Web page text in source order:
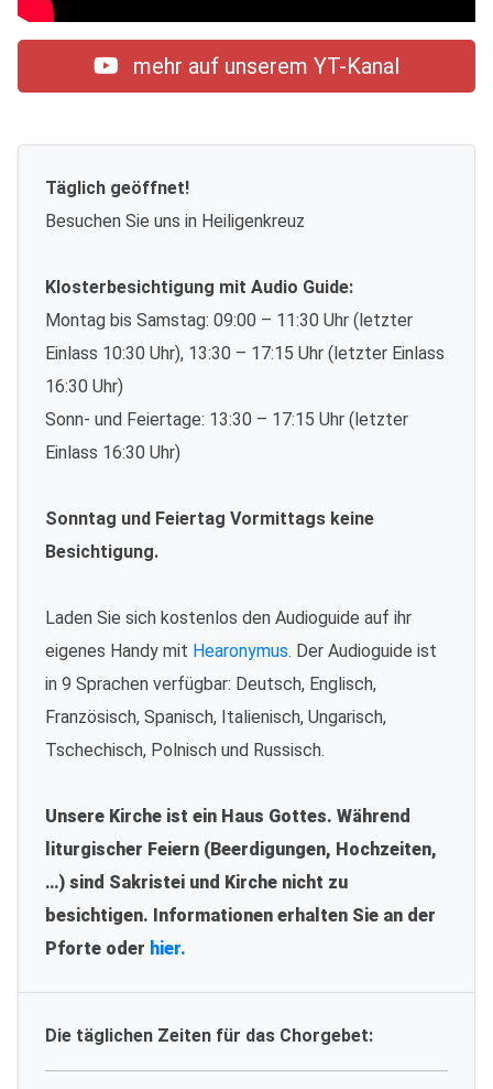
mehr auf unserem YT-Kanal
Täglich geöffnet!
Besuchen Sie uns in Heiligenkreuz
Klosterbesichtigung mit Audio Guide:
Montag bis Samstag: 09:00 – 11:30 Uhr (letzter
Einlass 10:30 Uhr), 13:30 – 17:15 Uhr (letzter Einlass
16:30 Uhr)
Sonn- und Feiertage: 13:30 – 17:15 Uhr (letzter
Einlass 16:30 Uhr)
Sonntag und Feiertag Vormittags keine
Besichtigung.
Laden Sie sich kostenlos den Audioguide auf ihr
eigenes Handy mit Hearonymus. Der Audioguide ist
in 9 Sprachen verfügbar: Deutsch, Englisch,
Französisch, Spanisch, Italienisch, Ungarisch,
Tschechisch, Polnisch und Russisch.
Unsere Kirche ist ein Haus Gottes. Während
liturgischer Feiern (Beerdigungen, Hochzeiten,
…) sind Sakristei und Kirche nicht zu
besichtigen. Informationen erhalten Sie an der
Pforte oder hier.
Die täglichen Zeiten für das Chorgebet: